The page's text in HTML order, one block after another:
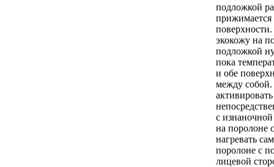
подложкой
прижимается
экокожу на
подложкой
пока
и обе
между
с
на поролоне
нагревать
поролоне с
лицевой